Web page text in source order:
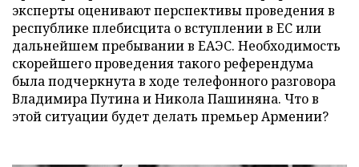
эксперты оценивают перспективы проведения в
республике плебисцита о вступлении в ЕС или
дальнейшем пребывании в ЕАЭС. Необходимость
скорейшего проведения такого референдума
была подчеркнута в ходе телефонного разговора
Владимира Путина и Никола Пашиняна. Что в
этой ситуации будет делать премьер Армении?